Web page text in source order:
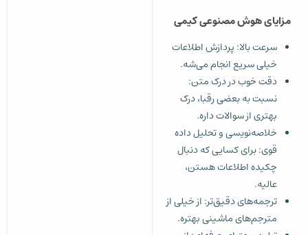
مزایای هوش مصنوعی کیمی
سرعت بالا: پردازش اطلاعات
خیلی سریع انجام می‌شه.
دقت خوب در درک متن:
نسبت به بعضی رقبا، درک
بهتری از سوالات داره.
خلاصه‌نویسی و تحلیل داده
قوی: برای کسایی که دنبال
چکیده اطلاعات هستن،
عالیه.
ترجمه‌های دقیق‌تر: از خیلی از
مترجم‌های ماشینی بهتره.